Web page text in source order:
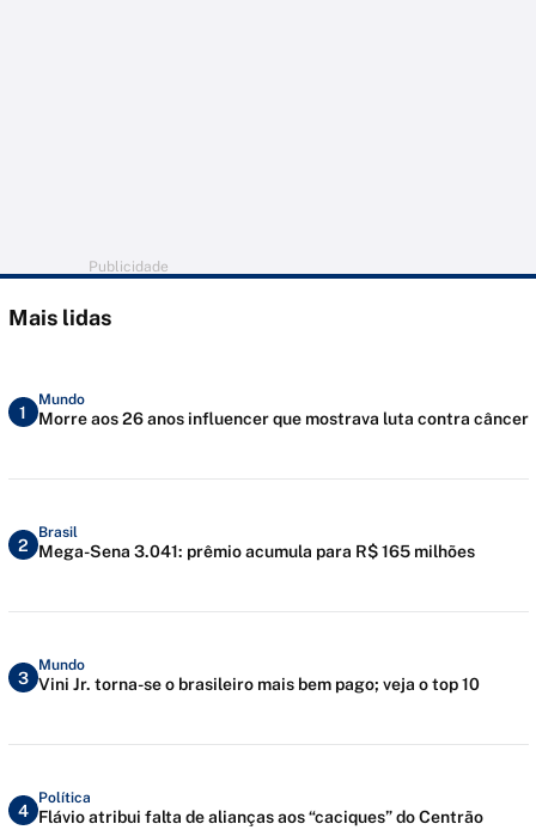
Publicidade
Mais lidas
1
Mundo
Morre aos 26 anos influencer que mostrava luta contra câncer
2
Brasil
Mega-Sena 3.041: prêmio acumula para R$ 165 milhões
3
Mundo
Vini Jr. torna-se o brasileiro mais bem pago; veja o top 10
4
Política
Flávio atribui falta de alianças aos “caciques” do Centrão